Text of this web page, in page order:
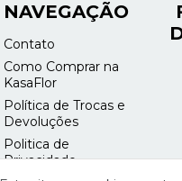
NAVEGAÇÃO
Contato
Como Comprar na
KasaFlor
Política de Trocas e
Devoluções
Politica de
Privacidade